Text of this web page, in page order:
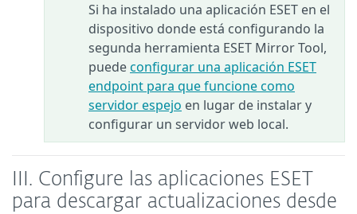
Si ha instalado una aplicación ESET en el
dispositivo donde está configurando la
segunda herramienta ESET Mirror Tool,
puedeconfigurar una aplicación ESET
endpoint para que funcione como
servidor espejo en lugar de instalar y
configurar un servidor web local.
III. Configure las aplicaciones ESET
para descargar actualizaciones desde